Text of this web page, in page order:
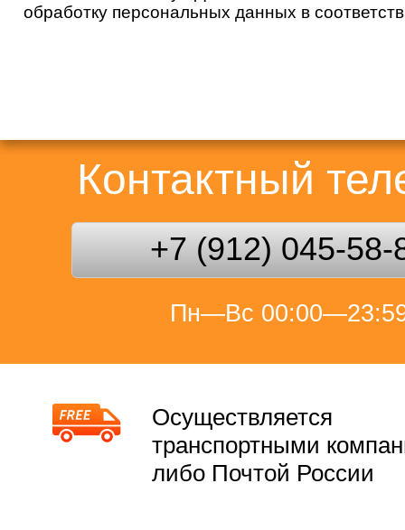
обработку персональных данных в
Контактный
+7 (912) 045-58-
Пн—Вс
Осуществляется
транспортными
либо Почтой России